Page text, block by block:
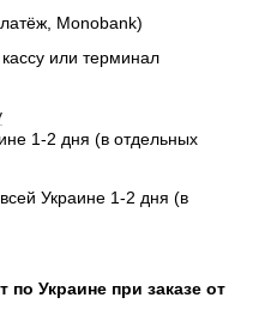
Monobank)
или терминал
1-2 дня (в отдельных
Украине 1-2 дня (в
по Украине при заказе от